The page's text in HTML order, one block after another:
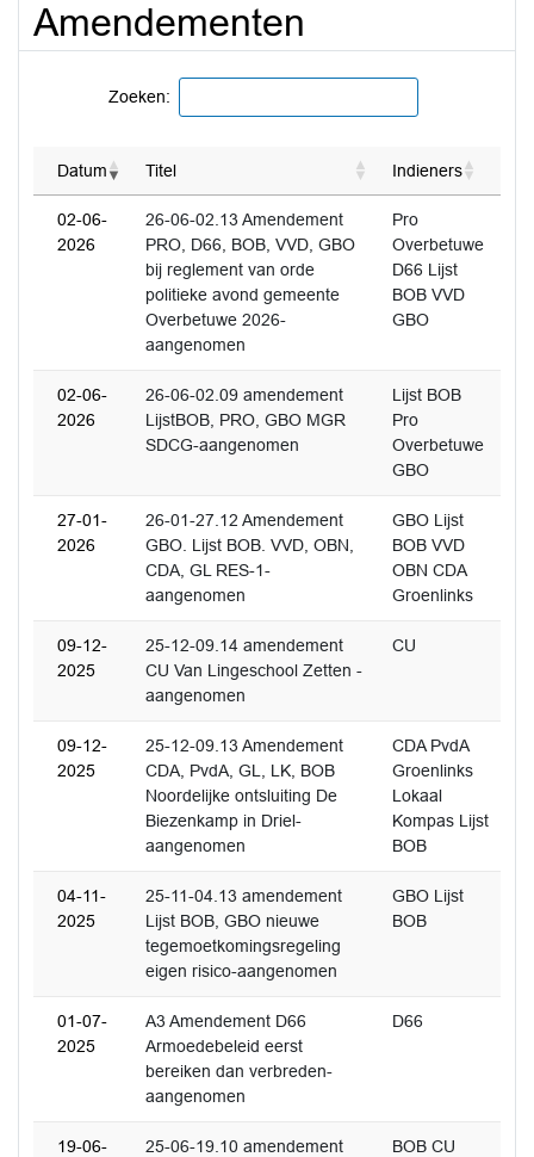
Amendementen
Zoeken:
Datum Titel Indieners
02-06-
2026
26-06-02.13 Amendement
PRO, D66, BOB, VVD, GBO
bij reglement van orde
politieke avond gemeente
Overbetuwe 2026-
aangenomen
Pro
Overbetuwe
D66 Lijst
BOB VVD
GBO
02-06-
2026
26-06-02.09 amendement
LijstBOB, PRO, GBO MGR
SDCG-aangenomen
Lijst BOB
Pro
Overbetuwe
GBO
27-01-
2026
26-01-27.12 Amendement
GBO. Lijst BOB. VVD, OBN,
CDA, GL RES-1-
aangenomen
GBO Lijst
BOB VVD
OBN CDA
Groenlinks
09-12-
2025
25-12-09.14 amendement
CU Van Lingeschool Zetten -
aangenomen
CU
09-12-
2025
25-12-09.13 Amendement
CDA, PvdA, GL, LK, BOB
Noordelijke ontsluiting De
Biezenkamp in Driel-
aangenomen
CDA PvdA
Groenlinks
Lokaal
Kompas Lijst
BOB
04-11-
2025
25-11-04.13 amendement
Lijst BOB, GBO nieuwe
tegemoetkomingsregeling
eigen risico-aangenomen
GBO Lijst
BOB
01-07-
2025
A3 Amendement D66
Armoedebeleid eerst
bereiken dan verbreden-
aangenomen
D66
19-06-
25-06-19.10 amendement
BOB CU